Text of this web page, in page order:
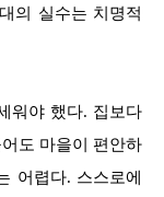
의 실수는 치명적
워야 했다. 집보다
도 마을이 편안하
어렵다. 스스로에